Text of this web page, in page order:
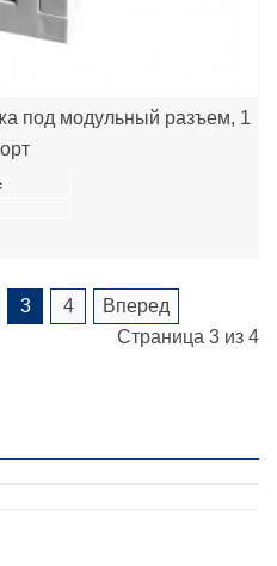
под модульный разъем, 1
3 4
Вперед
Страница 3 из 4